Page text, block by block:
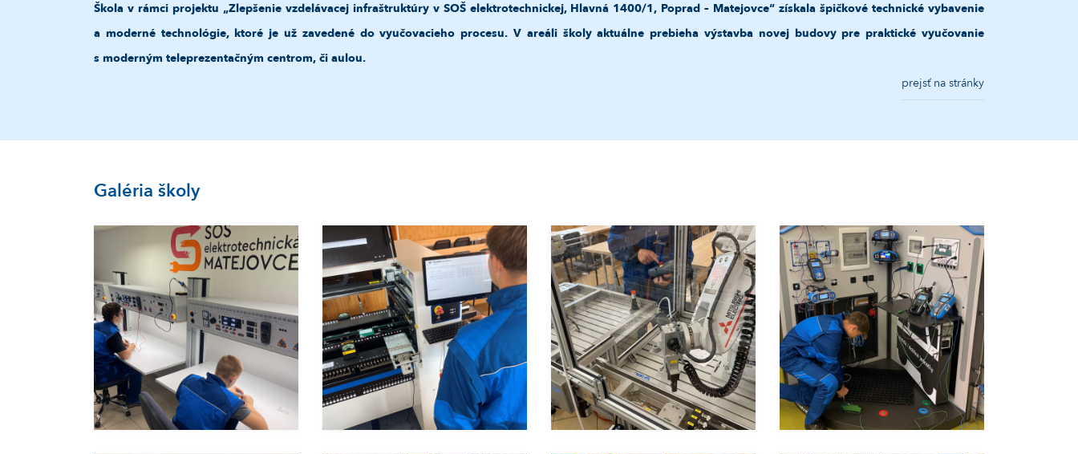
Škola v rámci projektu „Zlepšenie vzdelávacej infraštruktúry v SOŠ elektrotechnickej, Hlavná 1400/1, Poprad – Matejovce“ získala špičkové technické vybavenie
a moderné technológie, ktoré je už zavedené do vyučovacieho procesu. V areáli školy aktuálne prebieha výstavba novej budovy pre praktické vyučovanie
s moderným teleprezentačným centrom, či aulou.
prejsť na stránky
Galéria školy